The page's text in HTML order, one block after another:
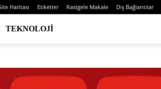
Haritası Etiketler Rastgele Makale Dış Bağlantılar
TEKNOLOJI